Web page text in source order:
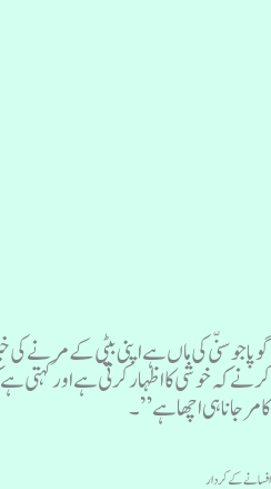
گوپا جو سنّی کی ماں ہے اپنی بیٹی کے مرنے
کرنے کہ خوشی کا اظہار کرتی ہے اور
کا مر جانا ہی اچھا ہے”۔
افسانے کے کردار